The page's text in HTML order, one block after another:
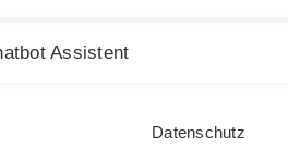
und die
die nach einigen
ausspuckt.
scherzhaft, als
US-Amerikaners
Assistent
Datenschutz